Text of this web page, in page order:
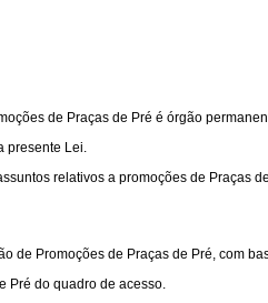
de Praças de Pré é órgão
presente Lei.
relativos a promoções de Praças
de Promoções de Praças de Pré, com
Pré do quadro de acesso.